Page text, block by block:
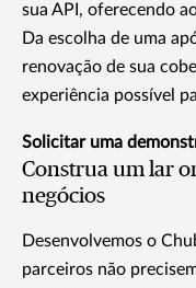
sua API, oferecendo
Da escolha de uma
renovação de sua
experiência possível
Solicitar uma
Construa um lar
negócios
Desenvolvemos o
parceiros não